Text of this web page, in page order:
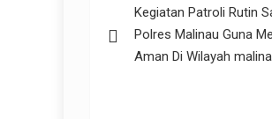
o
o
k
A
p
p
navigation
Kegiatan Patroli Rutin
Polres Malinau Guna
Aman Di Wilayah